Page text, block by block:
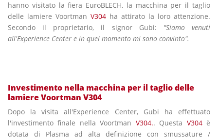
hanno visitato la fiera EuroBLECH, la macchina per il taglio
delle lamiere Voortman V304 ha attirato la loro attenzione.
Secondo il proprietario, il signor Gubi: "Siamo venuti
all'Experience Center e in quel momento mi sono convinto".
Investimento nella macchina per il taglio delle
lamiere Voortman V304
Dopo la visita all'Experience Center, Gubi ha effettuato
l'investimento finale nella Voortman V304.. Questa V304è
dotata di Plasma ad alta definizione con smussature /